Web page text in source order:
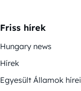
Friss hírek
Hungary news
Hírek
Egyesült Államok hírei